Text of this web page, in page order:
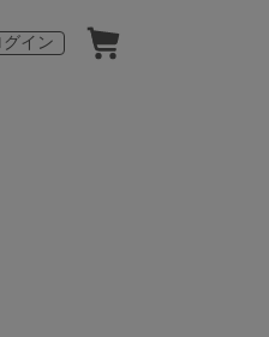
グイン